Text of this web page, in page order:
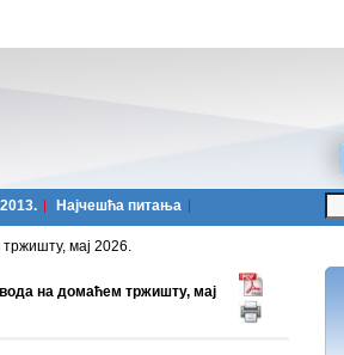
Најчешћa питања
мај 2026.
на домаћем тржишту, мај